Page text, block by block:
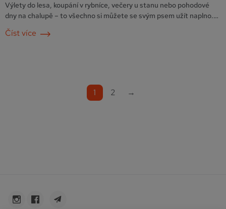
Výlety do lesa, koupání v rybníce, večery u stanu nebo pohodové
dny na chalupě – to všechno si můžete se svým psem užít naplno.
Jen nezapomeňte na jednu důležitou věc: ochranu před parazity.
Klíšťata, blechy a komáři jsou v letních měsících extrémně aktivní a
Číst více
1 2 →